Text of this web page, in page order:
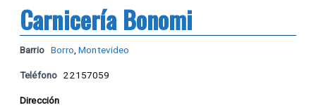
Carnicería Bonomi
Barrio Borro ,Montevideo
Teléfono 22157059
Dirección